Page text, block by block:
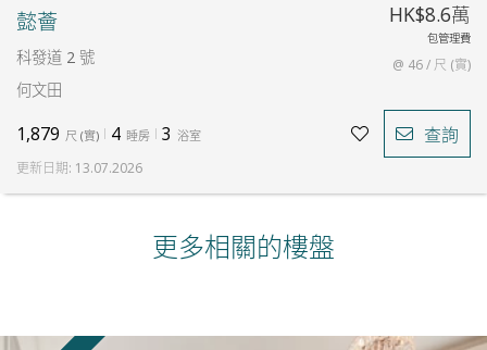
懿薈
科發道 2 號
何文田
HK$8.6萬
包管理費
@ 46 / 尺 (實)
1,879 尺 (實) 4 睡房 3 浴室 查詢
更新日期: 13.07.2026
更多相關的樓盤